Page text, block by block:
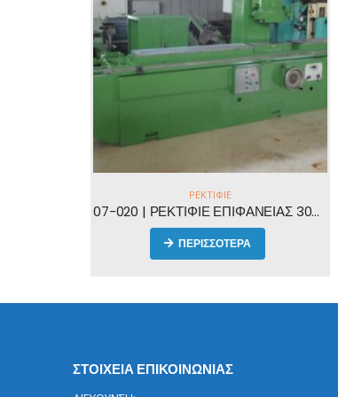
ΡΕΚΤΙΦΙΈ
07-011 | 5 ΣΗΜΕΙΩΝ | ΤΡΟΧΙΣΤΙΚΟ
ΠΕΡΙΣΣΟΤΕΡΑ
ΣΤΟΙΧΕΙΑ ΕΠΙΚΟΙΝΩΝΙΑΣ